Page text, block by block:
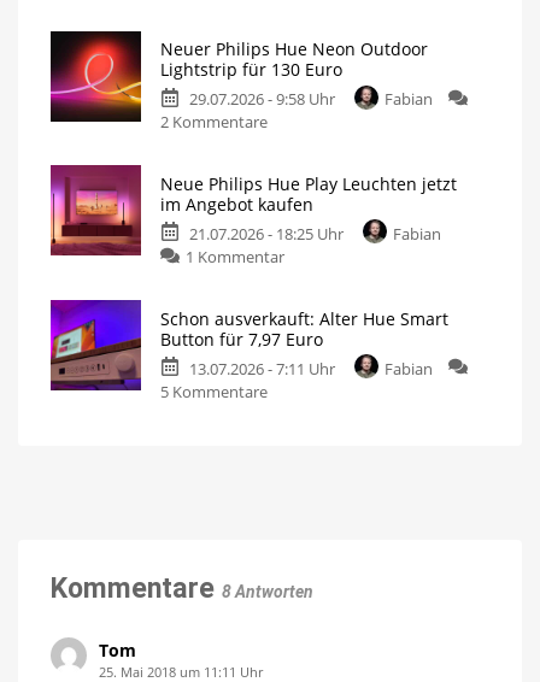
20
200
LEDs
Centris:
Jetzt
über
100
Individuelle
Deckenleuchte
mit
Lumen
Neuer Philips Hue Neon Outdoor
Lightstrip für 130 Euro
29.07.2026 - 9:58 Uhr
Fabian
2 Kommentarezu
Hue
Neon
Outdoor
Lightstrip
Euro
Ausgestattet
Gradient-
Neue Philips Hue Play Leuchten jetzt
im Angebot kaufen
21.07.2026 - 18:25 Uhr
Fabian
1 Kommentarzu
Hue
Play
Leuchten
Schon ausverkauft: Alter Hue Smart
Button für 7,97 Euro
13.07.2026 - 7:11 Uhr
Fabian
5 Kommentarezu
Euro
Kommentare 8 Antworten
Tom
25. Mai 2018 um 11:11 Uhr